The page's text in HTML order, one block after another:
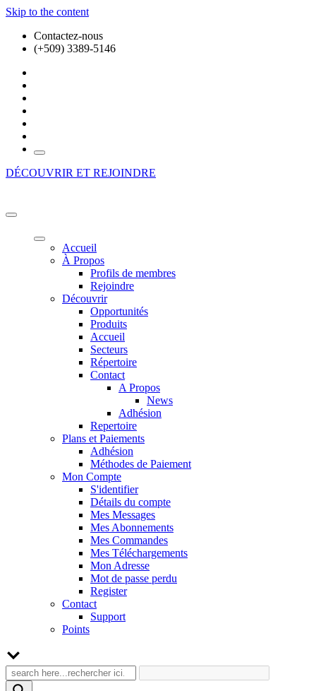
Skip to the content
Contactez-nous
(+509) 3389-5146
DÉCOUVRIR ET REJOINDRE
Accueil
À Propos
Profils de membres
Rejoindre
Découvrir
Opportunités
Produits
Accueil
Secteurs
Répertoire
Contact
A Propos
News
Adhésion
Repertoire
Plans et Paiements
Adhésion
Méthodes de Paiement
Mon Compte
S'identifier
Détails du compte
Mes Messages
Mes Abonnements
Mes Commandes
Mes Téléchargements
Mon Adresse
Mot de passe perdu
Register
Contact
Support
Points